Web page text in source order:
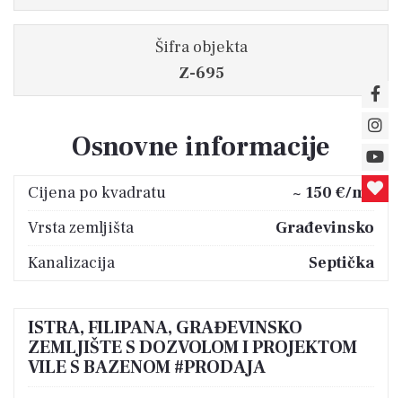
Šifra objekta
Z-695
Osnovne informacije
Cijena po kvadratu ~ 150 €/m 2
Vrsta zemljišta
Građevinsko
Kanalizacija
Septička
ISTRA, FILIPANA, GRAĐEVINSKO
ZEMLJIŠTE S DOZVOLOM I PROJEKTOM
VILE S BAZENOM #PRODAJA